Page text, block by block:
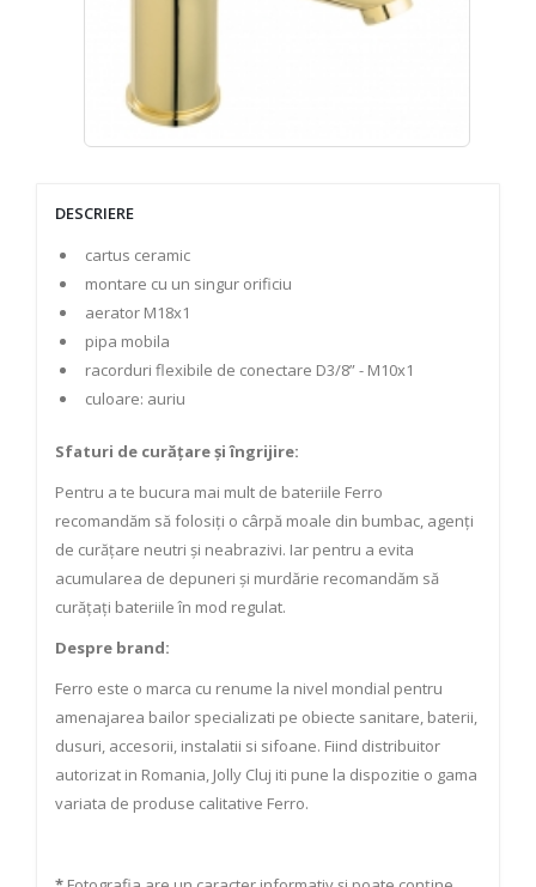
DESCRIERE
cartus ceramic
montare cu un singur orificiu
aerator M18x1
pipa mobila
racorduri flexibile de conectare D3/8” - M10x1
culoare: auriu
Sfaturi de curățare și îngrijire:
Pentru a te bucura mai mult de bateriile Ferro
recomandăm să folosiți o cârpă moale din bumbac, agenți
de curățare neutri și neabrazivi. Iar pentru a evita
acumularea de depuneri și murdărie recomandăm să
curățați bateriile în mod regulat.
Despre brand:
Ferro este o marca cu renume la nivel mondial pentru
amenajarea bailor specializati pe obiecte sanitare, baterii,
dusuri, accesorii, instalatii si sifoane. Fiind distribuitor
autorizat in Romania, Jolly Cluj iti pune la dispozitie o gama
variata de produse calitative Ferro.